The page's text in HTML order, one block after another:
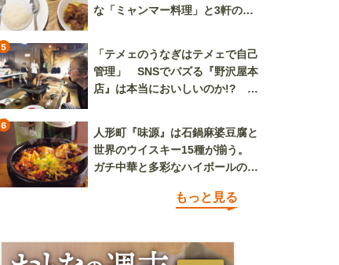
な「ミャンマー料理」と3軒のニ
5
「テメェのうなぎはテメェで自己
管理」 SNSでバズる『野沢屋本
店』は本当においしいのか!? い
6
人形町『味源』は石鍋麻婆豆腐と
世界のウイスキー15種が揃う。
ガチ中華と多彩なハイボールの組
もっと見る